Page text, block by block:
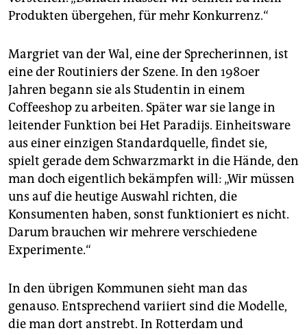
Produkten übergehen, für mehr Konkurrenz.“
Margriet van der Wal, eine der Sprecherinnen, ist
eine der Routiniers der Szene. In den 1980er
Jahren begann sie als Studentin in einem
Coffeeshop zu arbeiten. Später war sie lange in
leitender Funktion bei Het Paradijs. Einheitsware
aus einer einzigen Standardquelle, findet sie,
spielt gerade dem Schwarzmarkt in die Hände, den
man doch eigentlich bekämpfen will: „Wir müssen
uns auf die heutige Auswahl richten, die
Konsumenten haben, sonst funktioniert es nicht.
Darum brauchen wir mehrere verschiedene
Experimente.“
In den übrigen Kommunen sieht man das
genauso. Entsprechend variiert sind die Modelle,
die man dort anstrebt. In Rotterdam und